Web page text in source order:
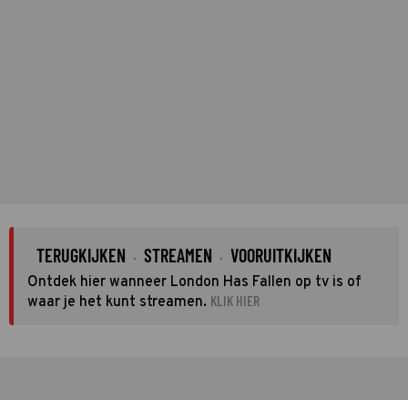
TERUGKIJKEN · STREAMEN · VOORUITKIJKEN
Ontdek hier wanneer London Has Fallen op tv is of
waar je het kunt streamen. KLIK HIER